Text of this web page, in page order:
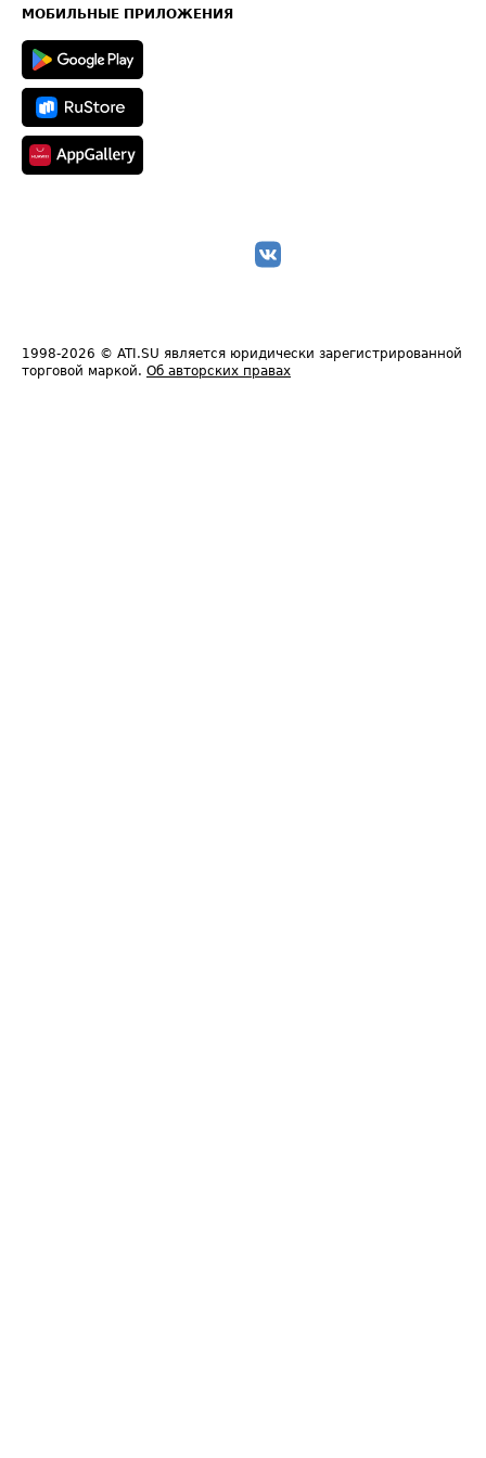
Техническая информация
МОБИЛЬНЫЕ ПРИЛОЖЕНИЯ
1998-2026 © ATI.SU является юридически зарегистрированной
торговой маркой. Об авторских правах